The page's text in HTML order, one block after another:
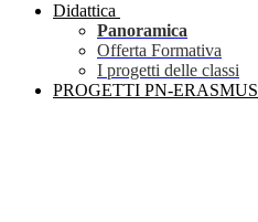
Didattica
Panoramica
Offerta Formativa
I progetti delle classi
PROGETTI PN-ERASMUS